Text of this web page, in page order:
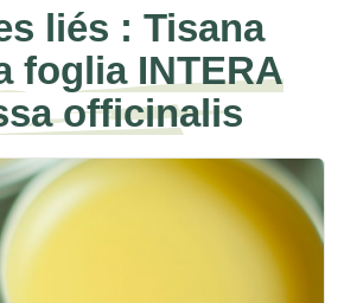
liés : Tisana
foglia INTERA
officinalis